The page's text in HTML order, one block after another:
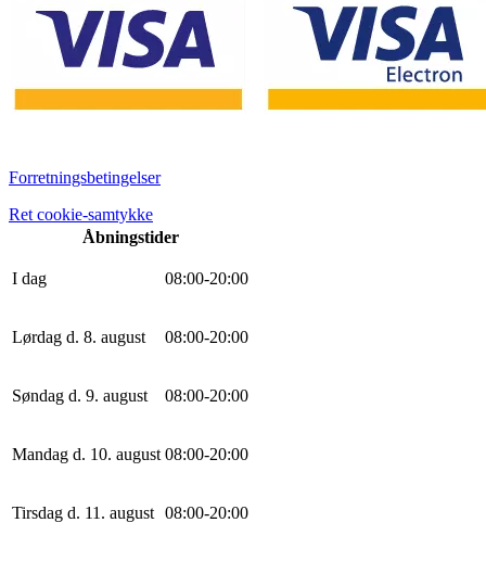
Forretningsbetingelser
Ret cookie-samtykke
Åbningstider
I dag 08:00-20:00
Lørdag d. 8. august 08:00-20:00
Søndag d. 9. august 08:00-20:00
Mandag d. 10. august 08:00-20:00
Tirsdag d. 11. august 08:00-20:00